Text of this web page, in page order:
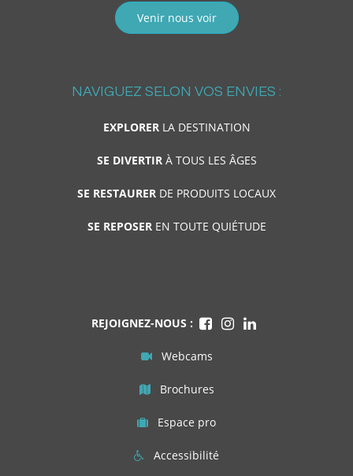
Venir nous voir
NAVIGUEZ SELON VOS ENVIES :
EXPLORERLA DESTINATION
SE DIVERTIRÀ TOUS LES ÂGES
SE RESTAURER DE PRODUITS LOCAUX
SE REPOSEREN TOUTE QUIÉTUDE
REJOIGNEZ-NOUS :
Webcams
Brochures
Espace pro
Accessibilité